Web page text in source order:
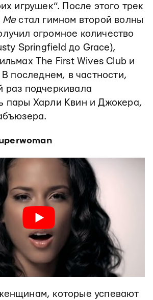
игрушек”. После этого трек
Meстал гимном второй волны
огромное количество
Springfield до Grace),
The First Wives Club и
последнем, в частности,
раз подчеркивала
пары Харли Квин и Джокера,
которые успевают